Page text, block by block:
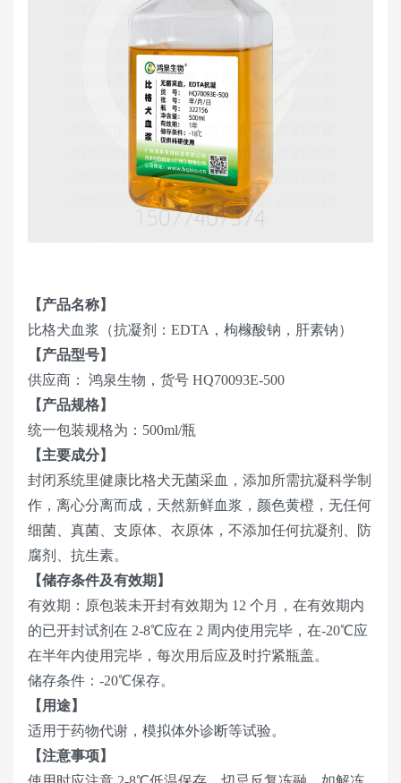
【产品名称】
比格犬血浆（抗凝剂：EDTA，枸橼酸钠，肝素钠）
【产品型号】
供应商： 鸿泉生物，货号 HQ70093E-500
【产品规格】
统一包装规格为：500ml/瓶
【主要成分】
封闭系统里健康比格犬无菌采血，添加所需抗凝科学制
作，离心分离而成，天然新鲜血浆，颜色黄橙，无任何
细菌、真菌、支原体、衣原体，不添加任何抗凝剂、防
腐剂、抗生素。
【储存条件及有效期】
有效期：原包装未开封有效期为 12 个月，在有效期内
的已开封试剂在 2-8℃应在 2 周内使用完毕，在-20℃应
在半年内使用完毕，每次用后应及时拧紧瓶盖。
储存条件：-20℃保存。
【用途】
适用于药物代谢，模拟体外诊断等试验。
【注意事项】